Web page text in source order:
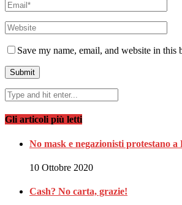
Save my name, email, and website in
Gli articoli più letti
No mask e negazionisti protestano
10 Ottobre 2020
Cash? No carta, grazie!